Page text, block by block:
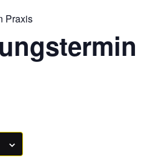
Praxis